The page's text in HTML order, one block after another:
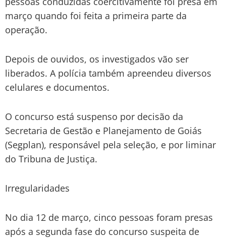
março quando foi feita a primeira parte da
operação.
Depois de ouvidos, os investigados vão ser
liberados. A polícia também apreendeu diversos
celulares e documentos.
O concurso está suspenso por decisão da
Secretaria de Gestão e Planejamento de Goiás
(Segplan), responsável pela seleção, e por liminar
do Tribuna de Justiça.
Irregularidades
No dia 12 de março, cinco pessoas foram presas
após a segunda fase do concurso suspeita de